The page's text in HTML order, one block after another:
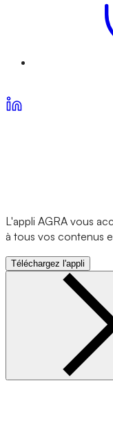
L'appli AGRA vous
à tous vos contenus
Téléchargez l'appli